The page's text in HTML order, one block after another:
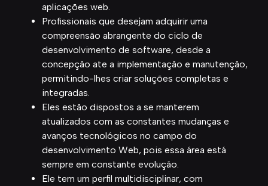
aplicações web.
Profissionais que desejam adquirir uma
compreensão abrangente do ciclo de
desenvolvimento de software, desde a
concepção ate a implementação e manutenção,
permitindo-lhes criar soluções completas e
integradas.
Eles estão dispostos a se manterem
atualizados com as constantes mudanças e
avanços tecnológicos no campo do
desenvolvimento Web, pois essa área está
sempre em constante evolução.
Ele tem um perfil multidisciplinar, com